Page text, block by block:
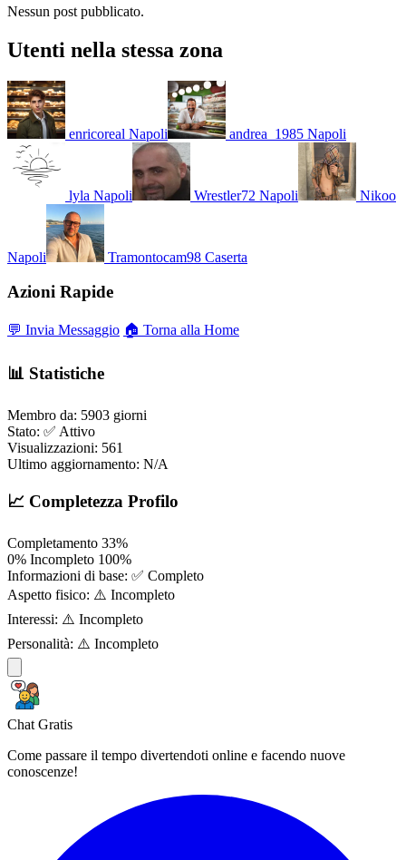
Nessun post pubblicato.
Utenti nella stessa zona
enricoreal Napoli andrea_1985 Napoli
lyla Napoli Wrestler72 Napoli Nikoo
Napoli Tramontocam98 Caserta
Azioni Rapide
💬 Invia Messaggio 🏠 Torna alla Home
📊 Statistiche
Membro da: 5903 giorni
Stato: ✅ Attivo
Visualizzazioni: 561
Ultimo aggiornamento: N/A
📈 Completezza Profilo
Completamento 33%
0% Incompleto 100%
Informazioni di base: ✅ Completo
Aspetto fisico: ⚠️ Incompleto
Interessi: ⚠️ Incompleto
Personalità: ⚠️ Incompleto
Chat Gratis
Come passare il tempo divertendoti online e facendo nuove
conoscenze!